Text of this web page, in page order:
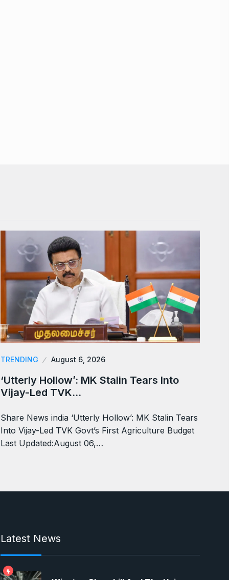
TRENDING August 6, 2026
‘Utterly Hollow’: MK Stalin Tears Into
Vijay-Led TVK…
Share News india ‘Utterly Hollow’: MK Stalin Tears
Into Vijay-Led TVK Govt’s First Agriculture Budget
Last Updated:August 06,…
Latest News